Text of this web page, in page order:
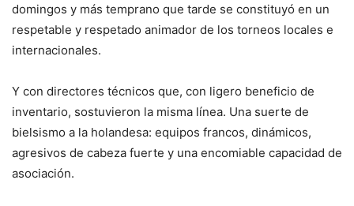
domingos y más temprano que tarde se constituyó en un
respetable y respetado animador de los torneos locales e
internacionales.
Y con directores técnicos que, con ligero beneficio de
inventario, sostuvieron la misma línea. Una suerte de
bielsismo a la holandesa: equipos francos, dinámicos,
agresivos de cabeza fuerte y una encomiable capacidad de
asociación.